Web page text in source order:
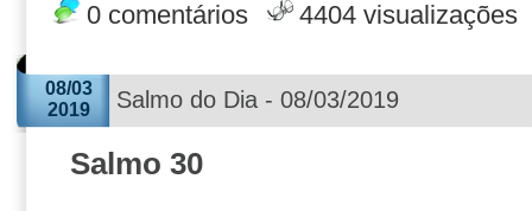
0 comentários 4404 visualizações
08/03
2019
Salmo do Dia - 08/03/2019
Salmo 30